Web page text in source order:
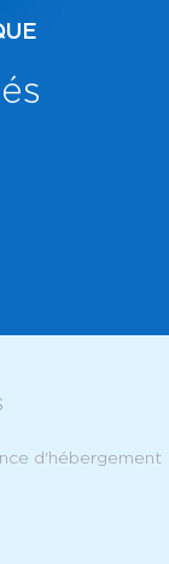
d'hébergement